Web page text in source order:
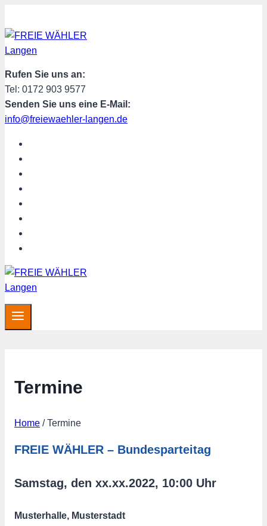
Inhalt
springen
Rufen Sie uns an:
Tel: 0172 903 9577
Senden Sie uns eine E-Mail:
info@freiewaehler-langen.de
Termine
Home / Termine
FREIE WÄHLER – Bundesparteitag
Samstag, den xx.xx.2022, 10:00 Uhr
Musterhalle, Musterstadt